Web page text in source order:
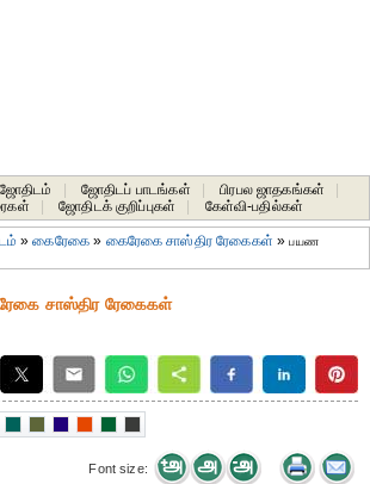
ஜோதிடப் பாடங்கள் பிரபல ஜாதகங்கள்
ஜோதிடக் குறிப்புகள் கேள்வி-பதில்கள்
»கைரேகை » கைரேகை சாஸ்திர ரேகைகள் »பயண
சாஸ்திர ரேகைகள்
Font size: